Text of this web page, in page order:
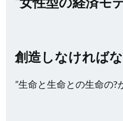
創造しなければな
”生命と生命との生命の?